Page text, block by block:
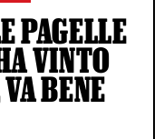
PAGELLE
VINTO
BENE